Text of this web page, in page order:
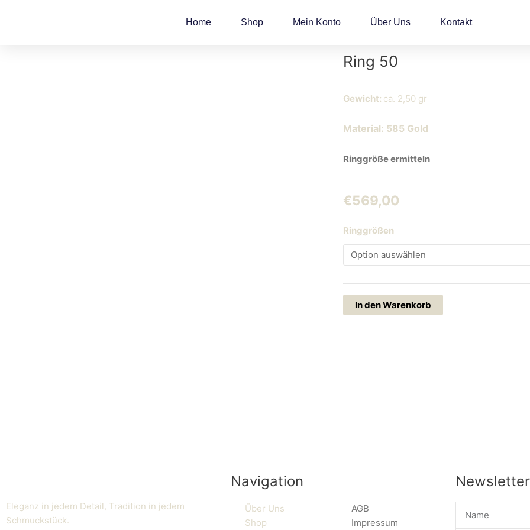
Home Shop Mein Konto Über Uns Kontakt
Ring 50
Gewicht: ca. 2,50 gr
Material: 585 Gold
Ringgröße ermitteln
€569,00
Ringgrößen
Ring
50
Menge
In den Warenkorb
Eleganz in jedem Detail, Tradition in jedem
Schmuckstück.
Navigation
Über Uns
Shop
AGB
Impressum
Newsletter